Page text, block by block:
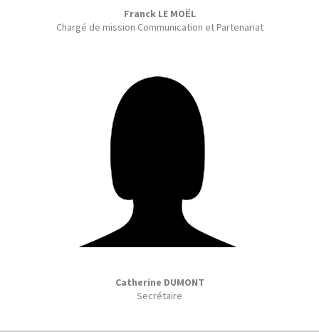
Franck LE MOËL
Chargé de mission Communication et Partenariat
Catherine DUMONT
Secrétaire